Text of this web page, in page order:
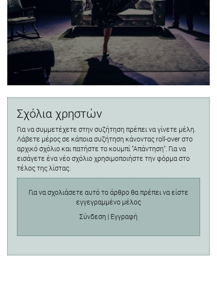
Σχόλια χρηστών
Για να συμμετέχετε στην συζήτηση πρέπει να γίνετε μέλη.
Λάβετε μέρος σε κάποια συζήτηση κάνοντας roll-over στο
αρχικό σχόλιο και πατήστε το κουμπί "Απάντηση". Για να
εισάγετε ένα νέο σχόλιο χρησιμοποιήστε την φόρμα στο
τέλος της λίστας.
Για να σχολιάσετε αυτό το άρθρο θα πρέπει να είστε
εγγεγραμμένο μέλος
Σύνδεση | Εγγραφή